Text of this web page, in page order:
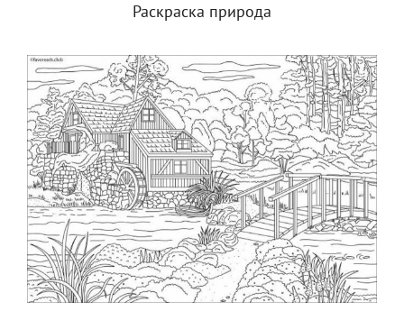
Раскраска природа